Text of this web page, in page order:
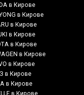
в Кирове
в Кирове
в Кирове
в Кирове
в Кирове
в Кирове
в Кирове
в Кирове
в Кирове
в Кирове